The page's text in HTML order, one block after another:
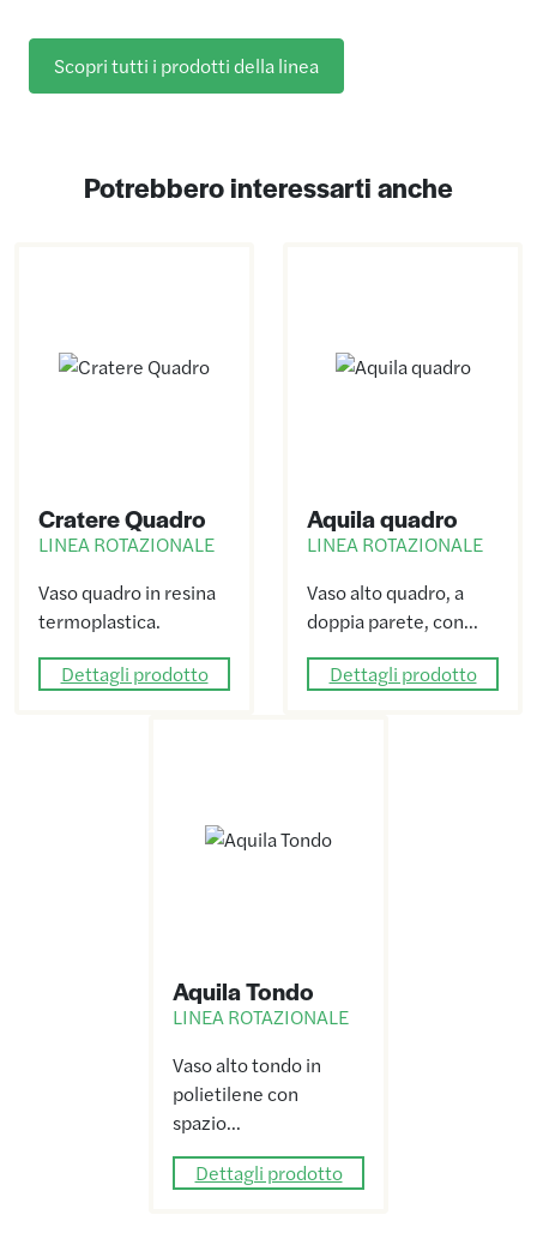
Scopri tutti i prodotti della linea
Potrebbero interessarti anche
Cratere Quadro
LINEA ROTAZIONALE
Vaso quadro in resina
termoplastica.
Dettagli prodotto
Aquila quadro
LINEA ROTAZIONALE
Vaso alto quadro, a
doppia parete, con…
Dettagli prodotto
Aquila Tondo
LINEA ROTAZIONALE
Vaso alto tondo in
polietilene con
spazio…
Dettagli prodotto